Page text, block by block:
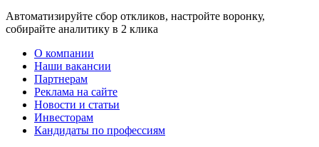
Автоматизируйте сбор откликов, настройте воронку,
собирайте аналитику в 2 клика
О компании
Наши вакансии
Партнерам
Реклама на сайте
Новости и статьи
Инвесторам
Кандидаты по профессиям